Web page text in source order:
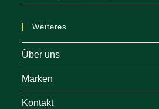
Weiteres
Über uns
Marken
Kontakt